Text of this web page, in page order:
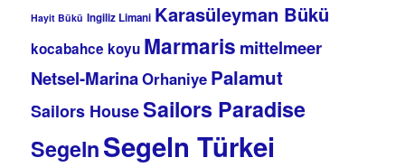
Hayit Bükü Ingiliz Limani Karasüleyman Bükü
kocabahce koyu Marmaris mittelmeer
Netsel-MarinaOrhaniye Palamut
Sailors HouseSailors Paradise
SegelnSegeln Türkei